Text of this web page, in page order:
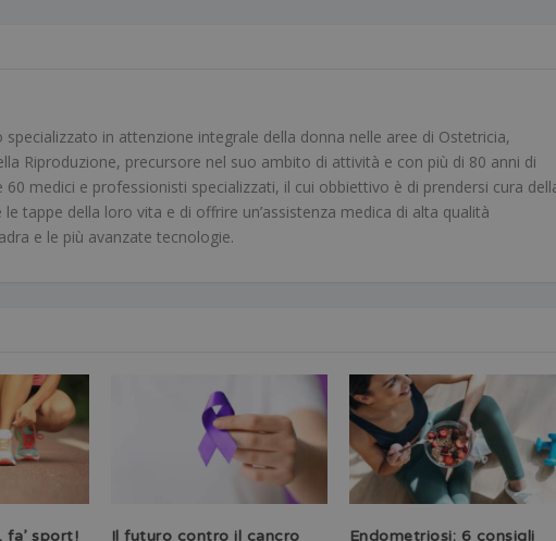
in attenzione integrale della donna nelle aree di Ostetricia,
Riproduzione, precursore nel suo ambito di attività e con più di 80 anni di
60 medici e professionisti specializzati, il cui obbiettivo è di prendersi cura
tappe della loro vita e di offrire un’assistenza medica di alta qualità
e le più avanzate tecnologie.
fa’ sport! Il futuro contro il cancro Endometriosi: 6 consigli